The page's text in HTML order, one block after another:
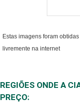
Estas imagens foram
livremente na internet
REGIÕES ONDE A
PREÇO: